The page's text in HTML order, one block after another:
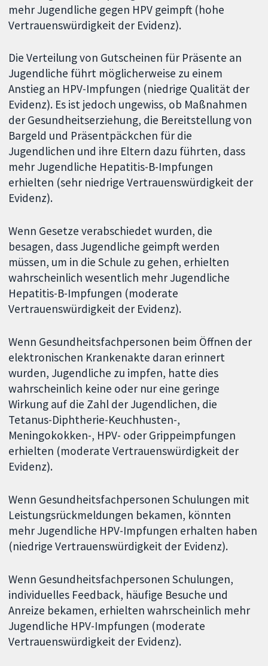
mehr Jugendliche gegen HPV geimpft (hohe
Vertrauenswürdigkeit der Evidenz).
Die Verteilung von Gutscheinen für Präsente an
Jugendliche führt möglicherweise zu einem
Anstieg an HPV-Impfungen (niedrige Qualität der
Evidenz). Es ist jedoch ungewiss, ob Maßnahmen
der Gesundheitserziehung, die Bereitstellung von
Bargeld und Präsentpäckchen für die
Jugendlichen und ihre Eltern dazu führten, dass
mehr Jugendliche Hepatitis-B-Impfungen
erhielten (sehr niedrige Vertrauenswürdigkeit der
Evidenz).
Wenn Gesetze verabschiedet wurden, die
besagen, dass Jugendliche geimpft werden
müssen, um in die Schule zu gehen, erhielten
wahrscheinlich wesentlich mehr Jugendliche
Hepatitis-B-Impfungen (moderate
Vertrauenswürdigkeit der Evidenz).
Wenn Gesundheitsfachpersonen beim Öffnen der
elektronischen Krankenakte daran erinnert
wurden, Jugendliche zu impfen, hatte dies
wahrscheinlich keine oder nur eine geringe
Wirkung auf die Zahl der Jugendlichen, die
Tetanus-Diphtherie-Keuchhusten-,
Meningokokken-, HPV- oder Grippeimpfungen
erhielten (moderate Vertrauenswürdigkeit der
Evidenz).
Wenn Gesundheitsfachpersonen Schulungen mit
Leistungsrückmeldungen bekamen, könnten
mehr Jugendliche HPV-Impfungen erhalten haben
(niedrige Vertrauenswürdigkeit der Evidenz).
Wenn Gesundheitsfachpersonen Schulungen,
individuelles Feedback, häufige Besuche und
Anreize bekamen, erhielten wahrscheinlich mehr
Jugendliche HPV-Impfungen (moderate
Vertrauenswürdigkeit der Evidenz).